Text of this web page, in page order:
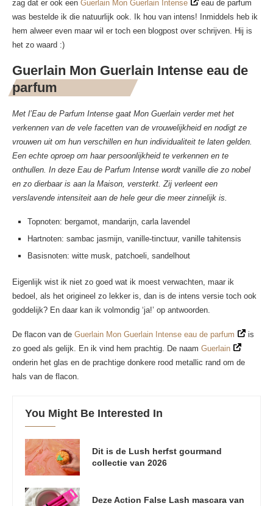
zag dat er ook een Guerlain Mon Guerlain Intense
eau de parfum
was bestelde ik die natuurlijk ook. Ik hou van intens! Inmiddels heb ik
hem alweer even maar wil er toch een blogpost over schrijven. Hij is
het zo waard :)
Guerlain Mon Guerlain Intense eau de
parfum
Met l’Eau de Parfum Intense gaat Mon Guerlain verder met het
verkennen van de vele facetten van de vrouwelijkheid en nodigt ze
vrouwen uit om hun verschillen en hun individualiteit te laten gelden.
Een echte oproep om haar persoonlijkheid te verkennen en te
onthullen. In deze Eau de Parfum Intense wordt vanille die zo nobel
en zo dierbaar is aan la Maison, versterkt. Zij verleent een
verslavende intensiteit aan de hele geur die meer zinnelijk is.
Topnoten: bergamot, mandarijn, carla lavendel
Hartnoten: sambac jasmijn, vanille-tinctuur, vanille tahitensis
Basisnoten: witte musk, patchoeli, sandelhout
Eigenlijk wist ik niet zo goed wat ik moest verwachten, maar ik
bedoel, als het origineel zo lekker is, dan is de intens versie toch ook
goddelijk? En daar kan ik volmondig ‘ja!’ op antwoorden.
De flacon van de Guerlain Mon Guerlain Intense eau de parfum
is
zo goed als gelijk. En ik vind hem prachtig. De naam Guerlain
onderin het glas en de prachtige donkere rood metallic rand om de
hals van de flacon.
You Might Be Interested In
Dit is de Lush herfst gourmand
collectie van 2026
Deze Action False Lash mascara van